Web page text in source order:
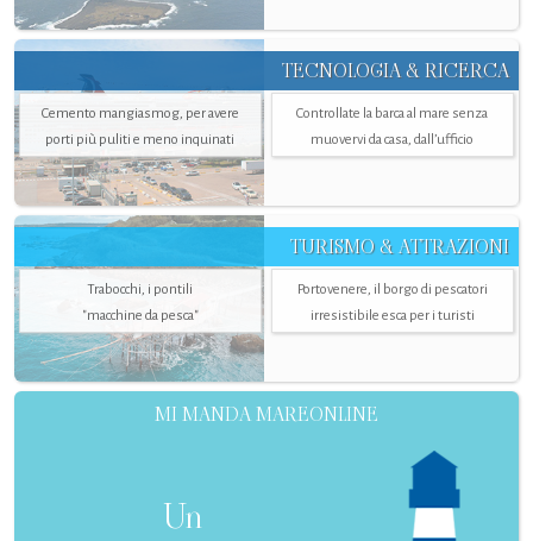
TECNOLOGIA & RICERCA
Cemento mangiasmog, per avere
porti più puliti e meno inquinati
Controllate la barca al mare senza
muovervi da casa, dall’ufficio
TURISMO & ATTRAZIONI
Trabocchi, i pontili
"macchine da pesca"
Portovenere, il borgo di pescatori
irresistibile esca per i turisti
MI MANDA MAREONLINE
Un